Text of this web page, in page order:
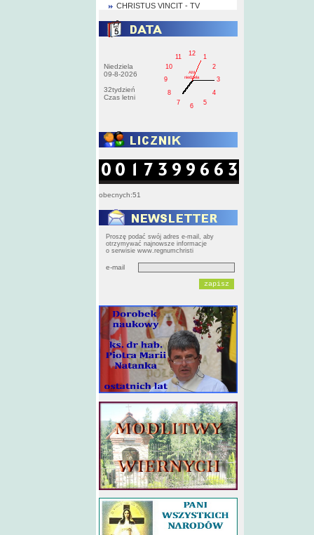
CHRISTUS VINCIT - TV
Niedziela
09-8-2026
32tydzień
Czas letni
1
2
3
4
5
6
7
8
9
10
11
12
AM
niedziela
obecnych:51
Proszę podać swój adres e-mail, aby
otrzymywać najnowsze informacje
o serwisie www.regnumchristi
e-mail